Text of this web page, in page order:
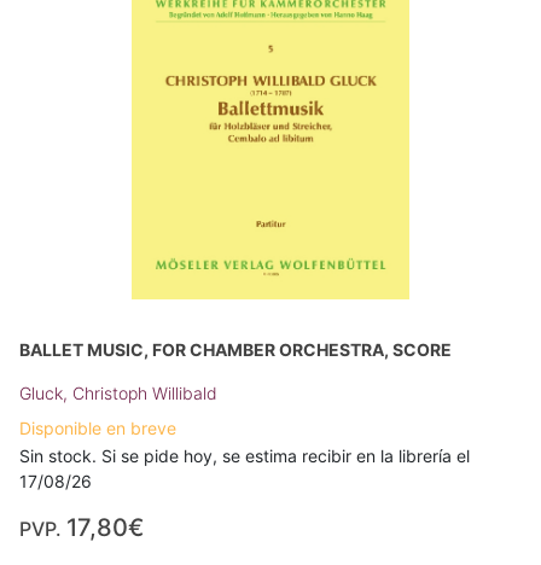
BALLET MUSIC, FOR CHAMBER ORCHESTRA, SCORE
Gluck, Christoph Willibald
Disponible en breve
Sin stock. Si se pide hoy, se estima recibir en la librería el
17/08/26
PVP. 17,80€